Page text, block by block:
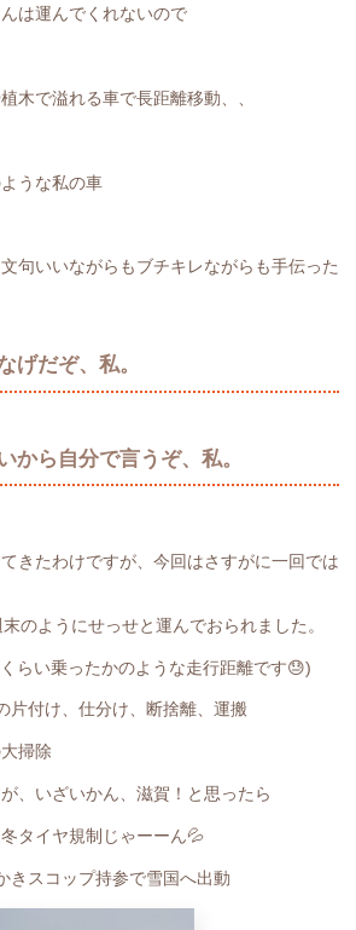
は運んでくれないので
木で溢れる車で長距離移動、、
うな私の車
句いいながらもブチキレながらも手伝った
げだぞ、私。
から自分で言うぞ、私。
きたわけですが、今回はさすがに一回では
のようにせっせと運んでおられました。
らい乗ったかのような走行距離です😓)
片付け、仕分け、断捨離、運搬
掃除
、いざいかん、滋賀！と思ったら
タイヤ規制じゃーーん💦
きスコップ持参で雪国へ出動